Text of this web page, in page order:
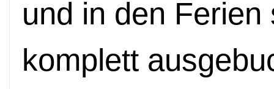
und in den
komplett